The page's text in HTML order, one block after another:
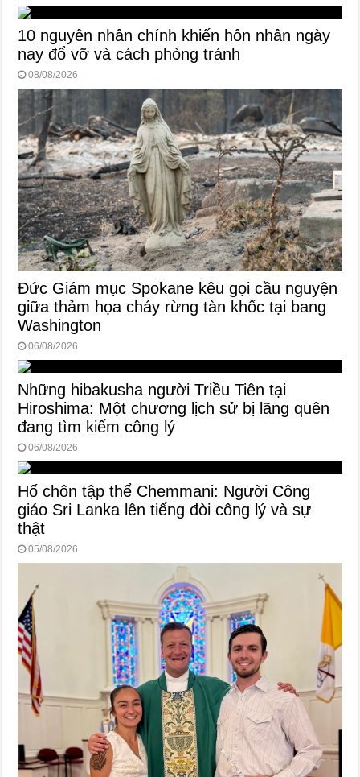
10 nguyên nhân chính khiến hôn nhân ngày
nay đổ vỡ và cách phòng tránh
08/08/2026
Đức Giám mục Spokane kêu gọi cầu nguyện
giữa thảm họa cháy rừng tàn khốc tại bang
Washington
06/08/2026
Những hibakusha người Triều Tiên tại
Hiroshima: Một chương lịch sử bị lãng quên
đang tìm kiếm công lý
06/08/2026
Hố chôn tập thể Chemmani: Người Công
giáo Sri Lanka lên tiếng đòi công lý và sự
thật
05/08/2026